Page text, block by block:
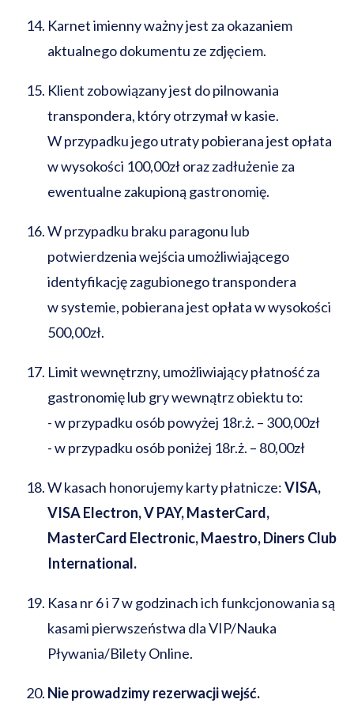
Karnet imienny ważny jest za okazaniem
aktualnego dokumentu ze zdjęciem.
Klient zobowiązany jest do pilnowania
transpondera, który otrzymał w kasie.
W przypadku jego utraty pobierana jest opłata
w wysokości 100,00zł oraz zadłużenie za
ewentualne zakupioną gastronomię.
W przypadku braku paragonu lub
potwierdzenia wejścia umożliwiającego
identyfikację zagubionego transpondera
w systemie, pobierana jest opłata w wysokości
500,00zł.
Limit wewnętrzny, umożliwiający płatność za
gastronomię lub gry wewnątrz obiektu to:
- w przypadku osób powyżej 18r.ż. – 300,00zł
- w przypadku osób poniżej 18r.ż. – 80,00zł
W kasach honorujemy karty płatnicze:VISA,
VISA Electron, V PAY, MasterCard,
MasterCard Electronic, Maestro, Diners Club
International.
Kasa nr 6 i 7 w godzinach ich funkcjonowania są
kasami pierwszeństwa dla VIP/Nauka
Pływania/Bilety Online.
Nie prowadzimy rezerwacji wejść.